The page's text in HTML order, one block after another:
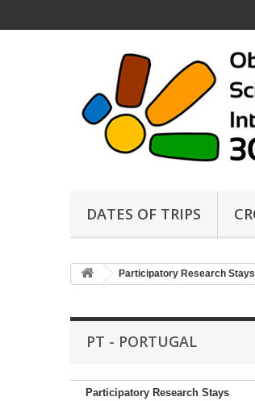
DATES OF TRIPS
Participatory Research Stays
PT - PORTUGAL
Participatory Research Stays